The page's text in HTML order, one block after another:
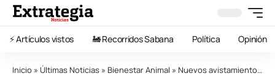
⚡️ Artículos vistos 🚂 Recorridos Sabana Política Opinión
Inicio » Últimas Noticias » Bienestar Animal » Nuevos avistamientos de osos de anteojos en páramos de Cundinamarca